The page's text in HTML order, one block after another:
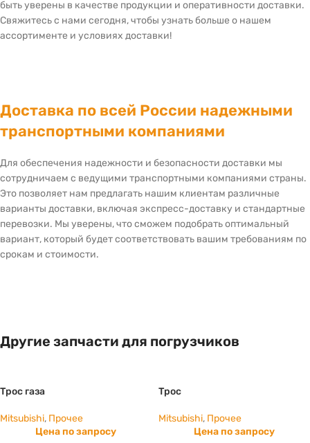
быть уверены в качестве продукции и оперативности доставки.
Свяжитесь с нами сегодня, чтобы узнать больше о нашем
ассортименте и условиях доставки!
Доставка по всей России надежными
транспортными компаниями
Для обеспечения надежности и безопасности доставки мы
сотрудничаем с ведущими транспортными компаниями страны.
Это позволяет нам предлагать нашим клиентам различные
варианты доставки, включая экспресс-доставку и стандартные
перевозки. Мы уверены, что сможем подобрать оптимальный
вариант, который будет соответствовать вашим требованиям по
срокам и стоимости.
Другие запчасти для погрузчиков
Трос газа
Mitsubishi, Прочее
Цена по запросу
Трос
Mitsubishi, Прочее
Цена по запросу